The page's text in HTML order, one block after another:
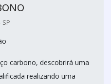
SP
carbono, descobrirá uma
realizando uma